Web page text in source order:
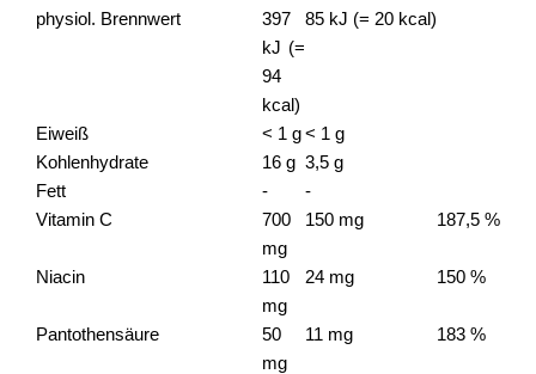
physiol. Brennwert
397
kJ (=
94
kcal)
85 kJ (= 20 kcal)
Eiweiß < 1 g< 1 g
Kohlenhydrate
16 g 3,5 g
Fett
-
-
Vitamin C
700
mg
150 mg 187,5 %
Niacin
110
mg
24 mg 150 %
Pantothensäure
50
mg
11 mg 183 %